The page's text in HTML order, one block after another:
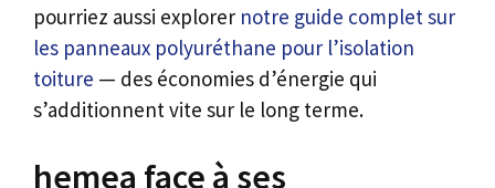
pourriez aussi explorer notre guide complet sur
les panneaux polyuréthane pour l’isolation
toiture — des économies d’énergie qui
s’additionnent vite sur le long terme.
hemea face à ses